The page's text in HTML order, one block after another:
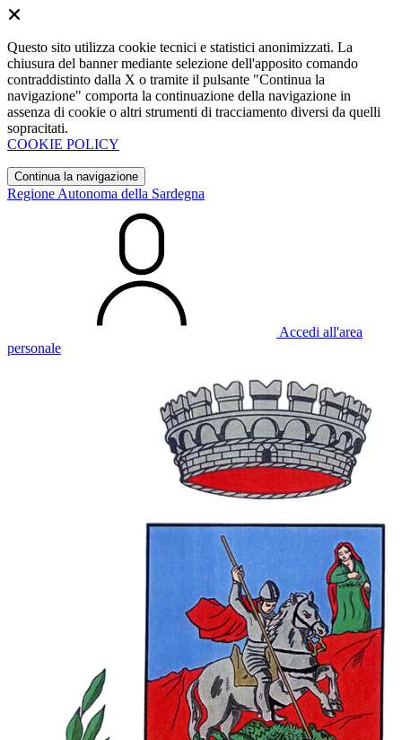
Questo sito utilizza cookie tecnici e statistici anonimizzati. La
chiusura del banner mediante selezione dell'apposito comando
contraddistinto dalla X o tramite il pulsante "Continua la
navigazione" comporta la continuazione della navigazione in
assenza di cookie o altri strumenti di tracciamento diversi da quelli
sopracitati.
COOKIE POLICY
Continua la navigazione
Regione Autonoma della Sardegna
Accedi all'area
personale